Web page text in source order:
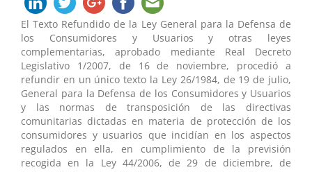
El Texto Refundido de la Ley General para la Defensa de
los Consumidores y Usuarios y otras leyes
complementarias, aprobado mediante Real Decreto
Legislativo 1/2007, de 16 de noviembre, procedió a
refundir en un único texto la Ley 26/1984, de 19 de julio,
General para la Defensa de los Consumidores y Usuarios
y las normas de transposición de las directivas
comunitarias dictadas en materia de protección de los
consumidores y usuarios que incidían en los aspectos
regulados en ella, en cumplimiento de la previsión
recogida en la Ley 44/2006, de 29 de diciembre, de